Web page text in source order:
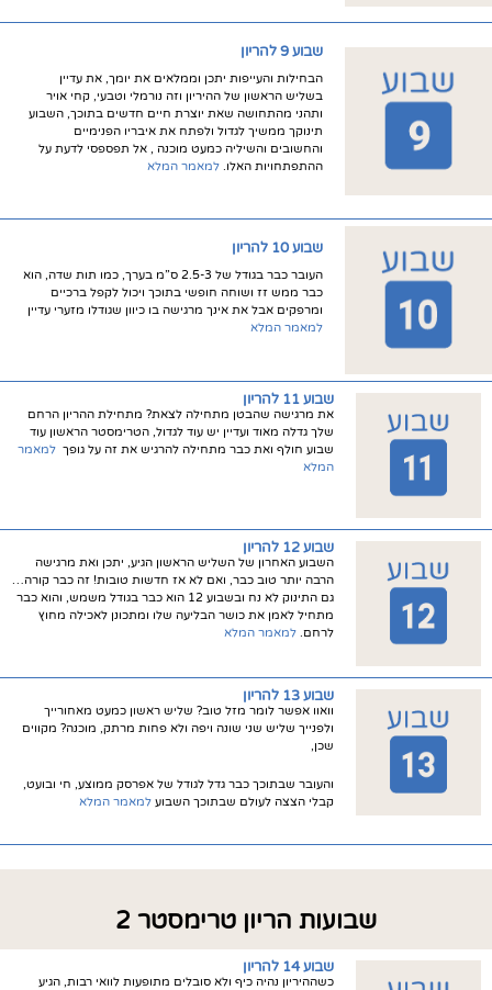
שבוע 9 להריון
הבחילות והעייפות יתכן וממלאים את יומך, את עדיין
בשליש הראשון של ההיריון וזה נורמלי וטבעי, קחי אויר
ותהני מהתחושה שאת יוצרת חיים חדשים בתוכך, השבוע
תינוקך ממשיך לגדול ולפתח את איבריו הפנימיים
והחשובים והשיליה כמעט מוכנה , אל תפספסי לדעת על
ההתפתחויות האלו.למאמר המלא
שבוע 10 להריון
העובר כבר בגודל של 2.5-3 ס”מ בערך, כמו תות שדה, הוא
כבר ממש זז ושוחה חופשי בתוכך ויכול לקפל ברכיים
ומרפקים אבל את אינך מרגישה בו כיוון שגודלו מזערי עדיין
למאמר המלא
שבוע 11 להריון
את מרגישה שהבטן מתחילה לצאת? מתחילת ההריון הרחם
שלך גדלה מאוד ועדיין יש עוד לגדול, הטרימסטר הראשון עוד
שבוע חולף ואת כבר מתחילה להרגיש את זה על גופךלמאמר
המלא
שבוע 12 להריון
השבוע האחרון של השליש הראשון הגיע, יתכן ואת מרגישה
הרבה יותר טוב כבר, ואם לא אז חדשות טובות! זה כבר קורה…
גם התינוק לא נח ובשבוע 12 הוא כבר בגודל משמש, והוא כבר
מתחיל לאמן את כושר הבליעה שלו ומתכונן לאכילה מחוץ
לרחם.למאמר המלא
שבוע 13 להריון
וואוו אפשר לומר מזל טוב? שליש ראשון כמעט מאחורייך
ולפנייך שליש שני שונה ויפה ולא פחות מרתק, מוכנה? מקווים
שכן,
והעובר שבתוכך כבר גדל לגודל של אפרסק ממוצע, חי ובועט,
קבלי הצצה לעולם שבתוכך השבועלמאמר המלא
שבועות הריון טרימסטר 2
שבוע 14 להריון
כשההיריון נהיה כיף ולא סובלים מתופעות לוואי רבות, הגיע